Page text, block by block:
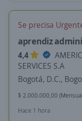
Se precisa
aprendiz
4,4
SERVICES S.A
Bogotá, D.C.,
$ 2.000.000,00
Hace 1 hora